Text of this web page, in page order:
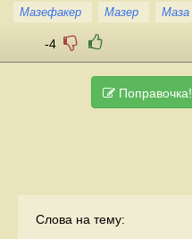
Мазефакер
Мазер Маза
-4
Поправочка!
Слова на тему: